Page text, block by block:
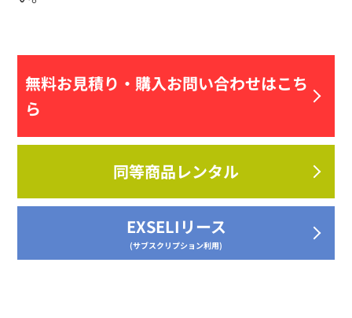
無料お見積り・ 購入お問い合わせはこち
ら
同等商品レンタル
EXSELIリース
(サブスクリプション利用)